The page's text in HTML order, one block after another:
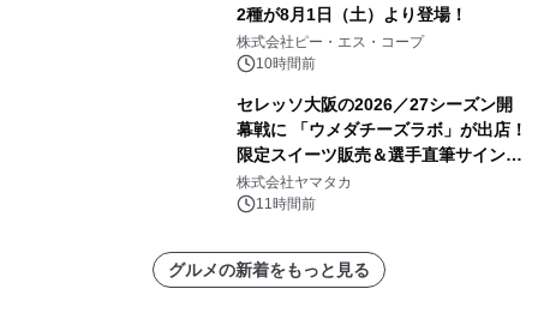
2種が8月1日（土）より登場！
株式会社ピー・エス・コープ
10時間前
セレッソ大阪の2026／27シーズン開
幕戦に 「ウメダチーズラボ」が出店！
限定スイーツ販売＆選手直筆サイング
ッズが当たる抽選会を 8月8日に開催
株式会社ヤマタカ
11時間前
グルメの新着をもっと見る